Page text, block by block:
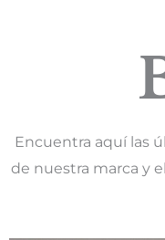
Encuentra aquí las
de nuestra marca y